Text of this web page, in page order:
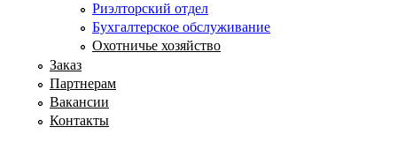
Риэлторский отдел
Бухгалтерское обслуживание
Охотничье хозяйство
Заказ
Партнерам
Вакансии
Контакты